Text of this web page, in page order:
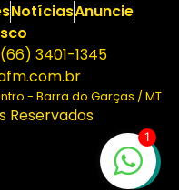
NotíciasAnuncie
(66) 3401-1345
- Barra do Garças / MT
Reservados
1